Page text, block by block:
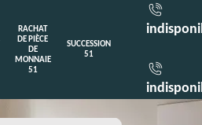
RACHAT
DE PIÈCE
DE
MONNAIE
51
SUCCESSION
51